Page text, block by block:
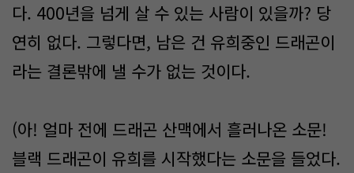
다. 400년을 넘게 살 수 있는 사람이 있을까? 당
연히 없다. 그렇다면, 남은 건 유희중인 드래곤이
라는 결론밖에 낼 수가 없는 것이다.
(아! 얼마 전에 드래곤 산맥에서 흘러나온 소문!
블랙 드래곤이 유희를 시작했다는 소문을 들었다.